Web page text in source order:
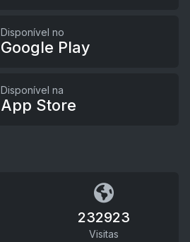
Disponível no
Google Play
Disponível na
App Store
232923
Visitas